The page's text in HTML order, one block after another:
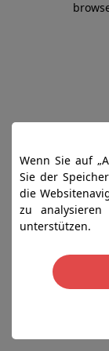
Wenn Sie auf
Sie der
die
zu
unterstützen.